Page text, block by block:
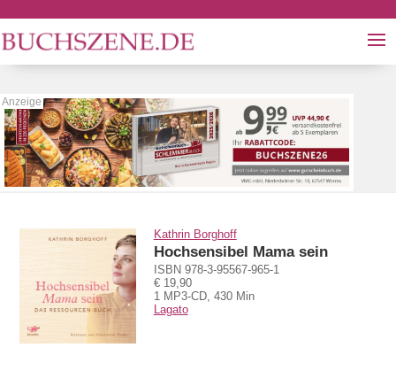
Kathrin Borghoff
Hochsensibel Mama sein
ISBN 978-3-95567-965-1
€ 19,90
1 MP3-CD, 430 Min
Lagato